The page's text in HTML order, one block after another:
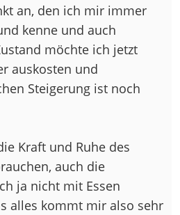
an, den ich mir immer
kenne und auch
möchte ich jetzt
auskosten und
Steigerung ist noch
Kraft und Ruhe des
auch die
ja nicht mit Essen
alles kommt mir also sehr